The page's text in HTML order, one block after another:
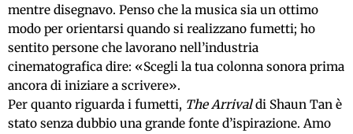
mentre disegnavo. Penso che la musica sia un ottimo
modo per orientarsi quando si realizzano fumetti; ho
sentito persone che lavorano nell’industria
cinematografica dire: «Scegli la tua colonna sonora prima
ancora di iniziare a scrivere».
Per quanto riguarda i fumetti, The Arrivaldi Shaun Tan è
stato senza dubbio una grande fonte d’ispirazione. Amo